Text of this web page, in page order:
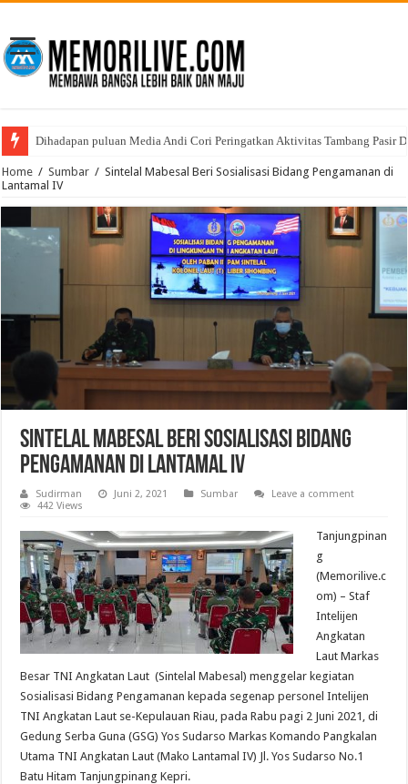
Dihadapan puluan Media Andi Cori Peringatkan Aktivitas Tambang Pasir
Home / Sumbar / Sintelal Mabesal Beri Sosialisasi Bidang Pengamanan di
Lantamal IV
Sintelal Mabesal Beri Sosialisasi Bidang
Pengamanan di Lantamal IV
Sudirman Juni 2, 2021 Sumbar
Leave a comment
442 Views
Tanjungpinan
g
(Memorilive.c
om) – Staf
Intelijen
Angkatan
Laut Markas
Besar TNI Angkatan Laut (Sintelal Mabesal) menggelar kegiatan
Sosialisasi Bidang Pengamanan kepada segenap personel Intelijen
TNI Angkatan Laut se-Kepulauan Riau, pada Rabu pagi 2 Juni 2021, di
Gedung Serba Guna (GSG) Yos Sudarso Markas Komando Pangkalan
Utama TNI Angkatan Laut (Mako Lantamal IV) Jl. Yos Sudarso No.1
Batu Hitam Tanjungpinang Kepri.